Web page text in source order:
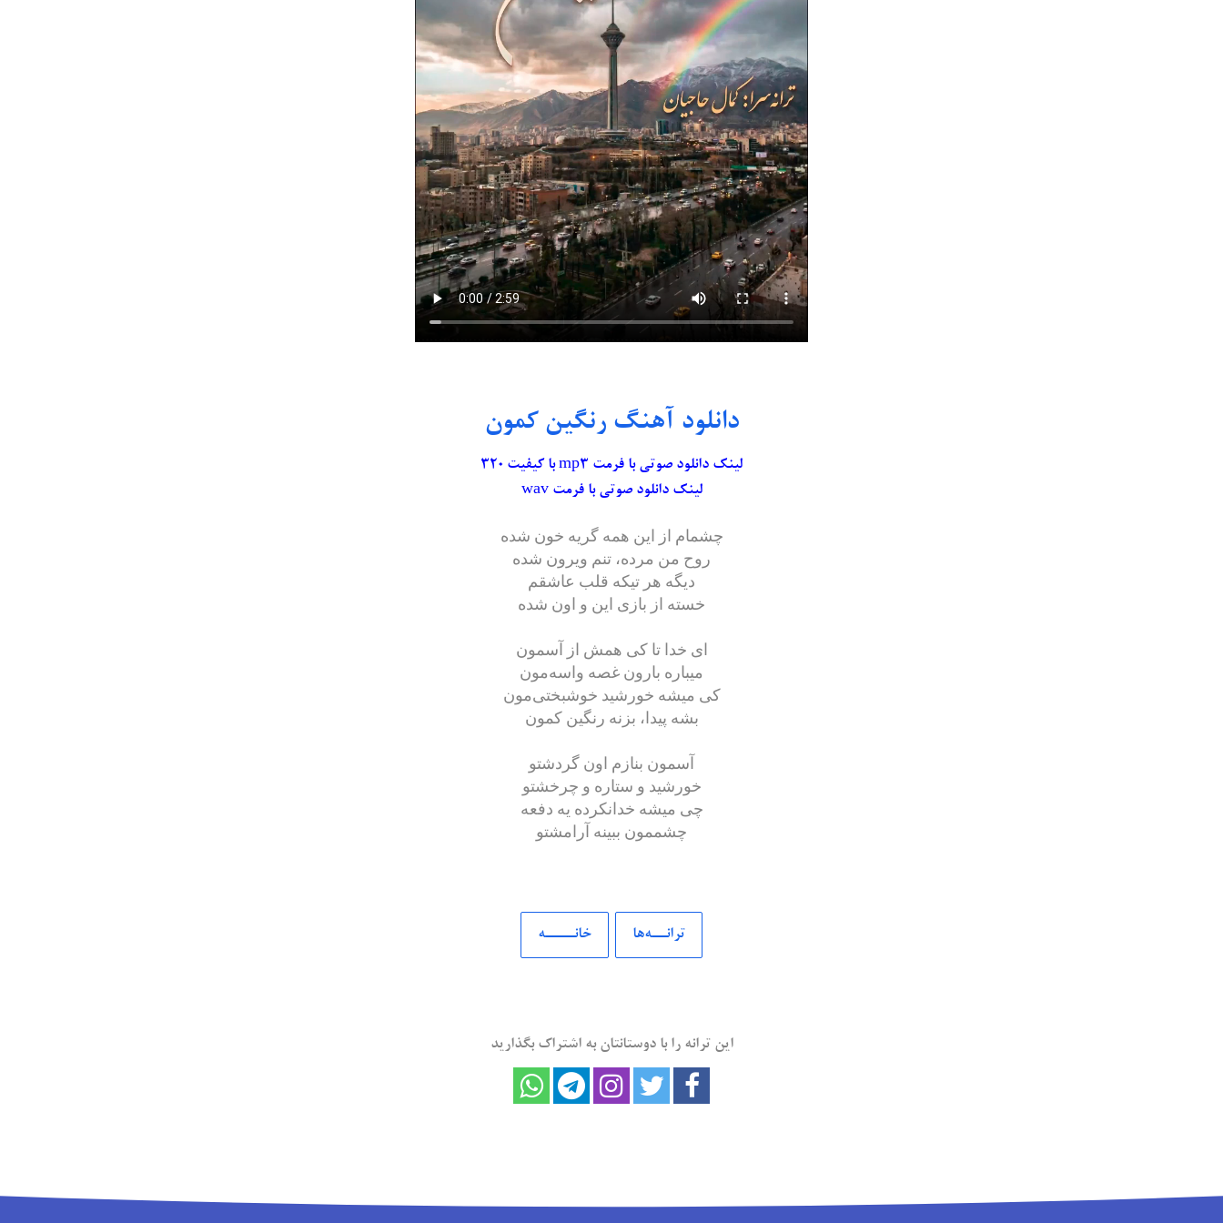
دانلود آهنگ رنگین کمون
لینک دانلود صوتی با فرمت mp3 با کیفیت ۳۲۰
لینک دانلود صوتی با فرمت wav
چشمام از این همه گریه خون شده
روح من مرده، تنم ویرون شده
دیگه هر تیکه قلب عاشقم
خسته از بازی این و اون شده
ای خدا تا کی همش از آسمون
میباره بارون غصه واسه‌مون
کی میشه خورشید خوشبختی‌مون
بشه پیدا، بزنه رنگین کمون
آسمون بنازم اون گردشتو
خورشید و ستاره و چرخشتو
چی میشه خدانکرده یه دفعه
چشممون ببینه آرامشتو
ترانــه‌ها خانــــه
این ترانه را با دوستانتان به اشتراک بگذارید